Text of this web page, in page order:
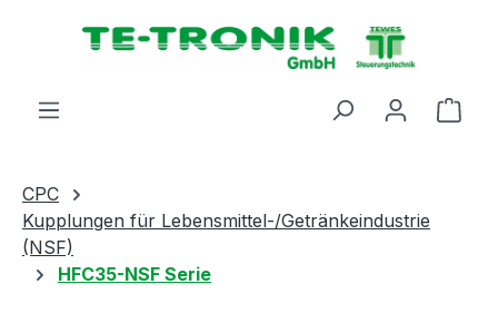
springen
CPC
Kupplungen für Lebensmittel-/Getränkeindustrie
(NSF)
HFC35-NSF Serie